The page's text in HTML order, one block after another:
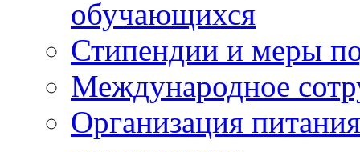
обучающихся
Стипендии и меры
Международное
Организация